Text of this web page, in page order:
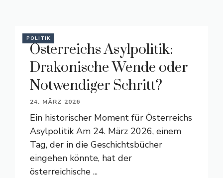
POLITIK
Österreichs Asylpolitik:
Drakonische Wende oder
Notwendiger Schritt?
24. MÄRZ 2026
Ein historischer Moment für Österreichs
Asylpolitik Am 24. März 2026, einem
Tag, der in die Geschichtsbücher
eingehen könnte, hat der
österreichische ...